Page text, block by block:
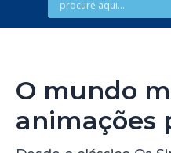
O mundo
animações